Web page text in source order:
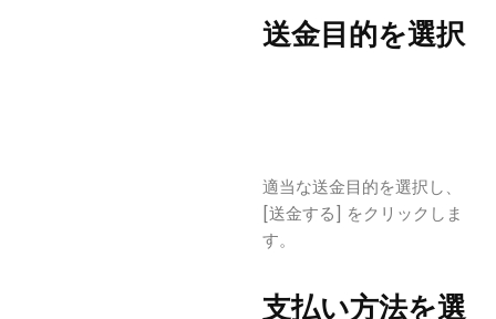
送金目的を選択
適当な送金目的を選択し、
[送金する] をクリックしま
す。
支払い方法を選